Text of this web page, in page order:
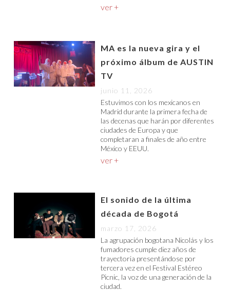
ver +
MA es la nueva gira y el
próximo álbum de AUSTIN
TV
junio 11, 2026
Estuvimos con los mexicanos en
Madrid durante la primera fecha de
las decenas que harán por diferentes
ciudades de Europa y que
completaran a finales de año entre
México y EEUU.
ver +
El sonido de la última
década de Bogotá
marzo 17, 2026
La agrupación bogotana Nicolás y los
fumadores cumple diez años de
trayectoria presentándose por
tercera vez en el Festival Estéreo
Picnic, la voz de una generación de la
ciudad.